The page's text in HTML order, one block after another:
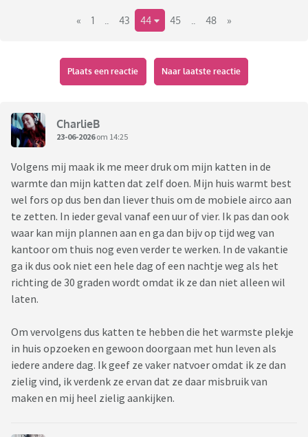
« 1 43 44 45 48 »
Plaats een reactie Naar laatste reactie
CharlieB
23-06-2026om 14:25
Volgens mij maak ik me meer druk om mijn katten in de
warmte dan mijn katten dat zelf doen. Mijn huis warmt best
wel fors op dus ben dan liever thuis om de mobiele airco aan
te zetten. In ieder geval vanaf een uur of vier. Ik pas dan ook
waar kan mijn plannen aan en ga dan bijv op tijd weg van
kantoor om thuis nog even verder te werken. In de vakantie
ga ik dus ook niet een hele dag of een nachtje weg als het
richting de 30 graden wordt omdat ik ze dan niet alleen wil
laten.
Om vervolgens dus katten te hebben die het warmste plekje
in huis opzoeken en gewoon doorgaan met hun leven als
iedere andere dag. Ik geef ze vaker natvoer omdat ik ze dan
zielig vind, ik verdenk ze ervan dat ze daar misbruik van
maken en mij heel zielig aankijken.